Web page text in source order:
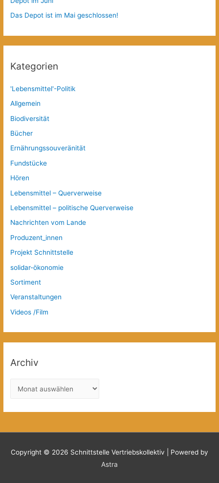
Das Depot ist im Mai geschlossen!
Kategorien
'Lebensmittel'-Politik
Allgemein
Biodiversität
Bücher
Ernährungssouveränität
Fundstücke
Hören
Lebensmittel – Querverweise
Lebensmittel – politische Querverweise
Nachrichten vom Lande
Produzent_innen
Projekt Schnittstelle
solidar-ökonomie
Sortiment
Veranstaltungen
Videos /Film
Archiv
c
v
Copyright © 2026 Schnittstelle Vertriebskollektiv | Powered by
Astra